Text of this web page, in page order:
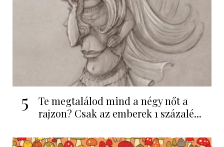
5
Te megtalálod mind a négy nőt a
rajzon? Csak az emberek 1 százalé...